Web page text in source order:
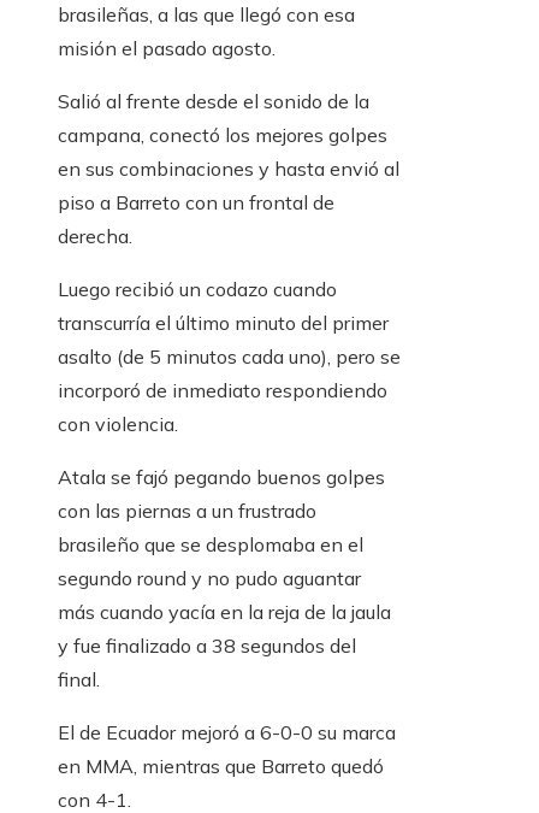
brasileñas, a las que llegó con esa
misión el pasado agosto.
Salió al frente desde el sonido de la
campana, conectó los mejores golpes
en sus combinaciones y hasta envió al
piso a Barreto con un frontal de
derecha.
Luego recibió un codazo cuando
transcurría el último minuto del primer
asalto (de 5 minutos cada uno), pero se
incorporó de inmediato respondiendo
con violencia.
Atala se fajó pegando buenos golpes
con las piernas a un frustrado
brasileño que se desplomaba en el
segundo round y no pudo aguantar
más cuando yacía en la reja de la jaula
y fue finalizado a 38 segundos del
final.
El de Ecuador mejoró a 6-0-0 su marca
en MMA, mientras que Barreto quedó
con 4-1.